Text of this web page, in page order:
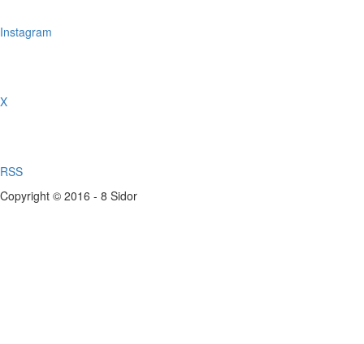
Instagram
X
RSS
Copyright © 2016 - 8 Sidor